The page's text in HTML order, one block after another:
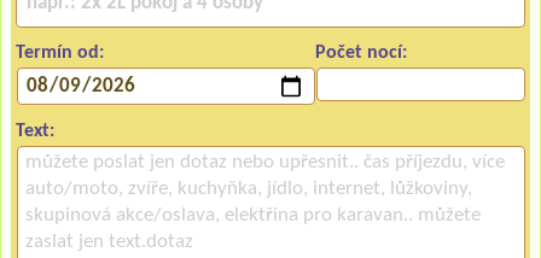
Termín od: Počet nocí:
Text: